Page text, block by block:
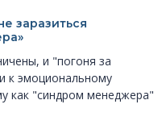
заразиться
и "погоня за
к эмоциональному
как "синдром менеджера"